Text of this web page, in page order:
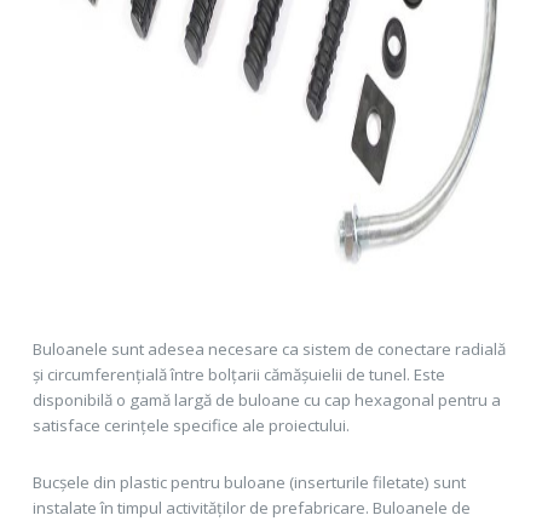
Buloanele sunt adesea necesare ca sistem de conectare radială
și circumferențială între bolțarii cămășuielii de tunel. Este
disponibilă o gamă largă de buloane cu cap hexagonal pentru a
satisface cerințele specifice ale proiectului.
Bucșele din plastic pentru buloane (inserturile filetate) sunt
instalate în timpul activităților de prefabricare. Buloanele de